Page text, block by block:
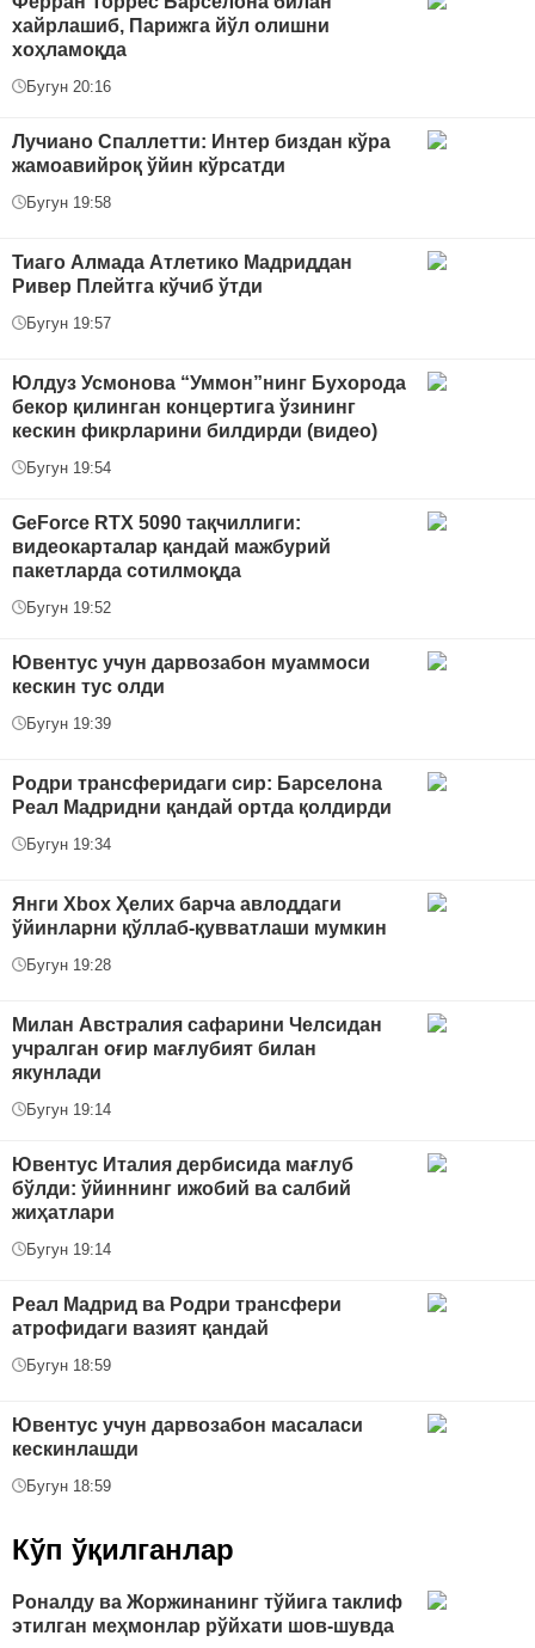
хайрлашиб, Парижга йўл олишни
хоҳламоқда
Бугун 20:16
Лучиано Спаллетти: Интер биздан кўра
жамоавийроқ ўйин кўрсатди
Бугун 19:58
Тиаго Алмада Атлетико Мадриддан
Ривер Плейтга кўчиб ўтди
Бугун 19:57
Юлдуз Усмонова “Уммон”нинг Бухорода
бекор қилинган концертига ўзининг
кескин фикрларини билдирди (видео)
Бугун 19:54
GeForce RTX 5090 тақчиллиги:
видеокарталар қандай мажбурий
пакетларда сотилмоқда
Бугун 19:52
Ювентус учун дарвозабон муаммоси
кескин тус олди
Бугун 19:39
Родри трансферидаги сир: Барселона
Реал Мадридни қандай ортда қолдирди
Бугун 19:34
Янги Xbox Ҳелих барча авлоддаги
ўйинларни қўллаб-қувватлаши мумкин
Бугун 19:28
Милан Австралия сафарини Челсидан
учралган оғир мағлубият билан
якунлади
Бугун 19:14
Ювентус Италия дербисида мағлуб
бўлди: ўйиннинг ижобий ва салбий
жиҳатлари
Бугун 19:14
Реал Мадрид ва Родри трансфери
атрофидаги вазият қандай
Бугун 18:59
Ювентус учун дарвозабон масаласи
кескинлашди
Бугун 18:59
Кўп ўқилганлар
Роналду ва Жоржинанинг тўйига таклиф
этилган меҳмонлар рўйхати шов-шувда